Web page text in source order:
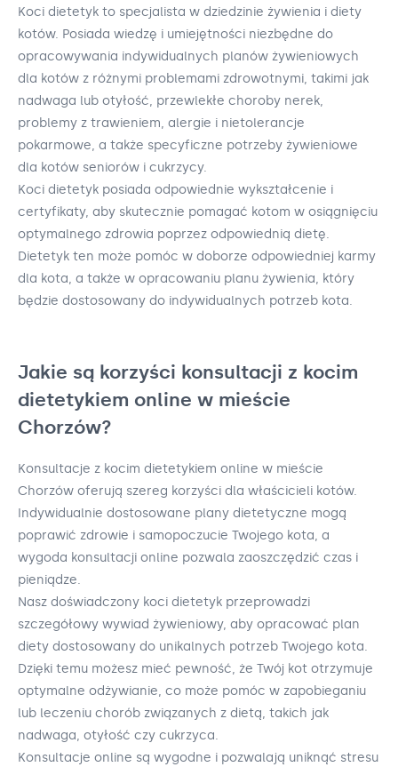
Koci dietetyk to specjalista w dziedzinie żywienia i diety
kotów. Posiada wiedzę i umiejętności niezbędne do
opracowywania indywidualnych planów żywieniowych
dla kotów z różnymi problemami zdrowotnymi, takimi jak
nadwaga lub otyłość, przewlekłe choroby nerek,
problemy z trawieniem, alergie i nietolerancje
pokarmowe, a także specyficzne potrzeby żywieniowe
dla kotów seniorów i cukrzycy.
Koci dietetyk posiada odpowiednie wykształcenie i
certyfikaty, aby skutecznie pomagać kotom w osiągnięciu
optymalnego zdrowia poprzez odpowiednią dietę.
Dietetyk ten może pomóc w doborze odpowiedniej karmy
dla kota, a także w opracowaniu planu żywienia, który
będzie dostosowany do indywidualnych potrzeb kota.
Jakie są korzyści konsultacji z kocim
dietetykiem online w mieście
Chorzów?
Konsultacje z kocim dietetykiem online w mieście
Chorzów oferują szereg korzyści dla właścicieli kotów.
Indywidualnie dostosowane plany dietetyczne mogą
poprawić zdrowie i samopoczucie Twojego kota, a
wygoda konsultacji online pozwala zaoszczędzić czas i
pieniądze.
Nasz doświadczony koci dietetyk przeprowadzi
szczegółowy wywiad żywieniowy, aby opracować plan
diety dostosowany do unikalnych potrzeb Twojego kota.
Dzięki temu możesz mieć pewność, że Twój kot otrzymuje
optymalne odżywianie, co może pomóc w zapobieganiu
lub leczeniu chorób związanych z dietą, takich jak
nadwaga, otyłość czy cukrzyca.
Konsultacje online są wygodne i pozwalają uniknąć stresu